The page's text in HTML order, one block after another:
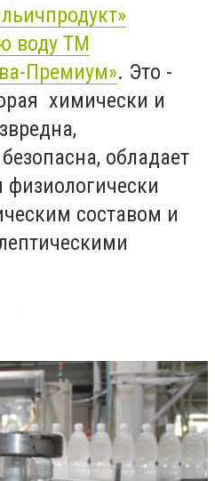
воду ТМ
Премиум». Это -
химически и
обладает
составом и